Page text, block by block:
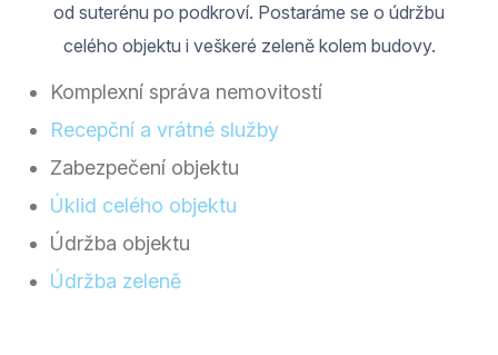
od suterénu po podkroví. Postaráme se o údržbu
celého objektu i veškeré zeleně kolem budovy.
Komplexní správa nemovitostí
Recepční a vrátné služby
Zabezpečení objektu
Úklid celého objektu
Údržba objektu
Údržba zeleně